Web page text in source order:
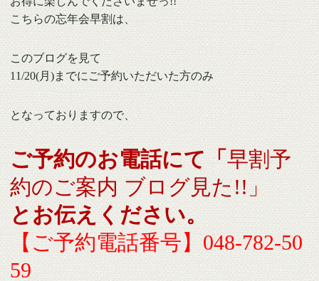
こちらの忘年会早割は、
このブログを見て
11/20(月)までにご予約いただいた方のみ
となっておりますので、
ご予約のお電話にて「早割予
約のご案内 ブログ見た!!」
とお伝えください。
【ご予約電話番号】048-782-50
59